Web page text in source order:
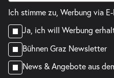
Ich stimme zu, Werbung via
Ja, ich will Werbung
Bühnen Graz Newsletter
News & Angebote aus